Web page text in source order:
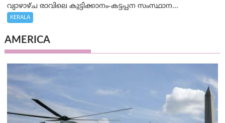
വ്യാഴാഴ്ച രാവിലെ കുട്ടിക്കാനം-കട്ടപ്പന സംസ്ഥാന...
KERALA
AMERICA